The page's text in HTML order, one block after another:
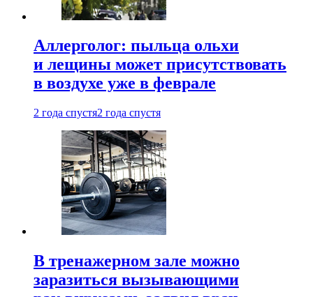
Аллерголог: пыльца ольхи
и лещины может присутствовать
в воздухе уже в феврале
2 года спустя2 года спустя
В тренажерном зале можно
заразиться вызывающими